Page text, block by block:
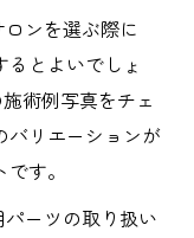
ンを選ぶ際に
とよいでしょ
術例写真をチェ
バリエーションが
す。
ーツの取り扱い